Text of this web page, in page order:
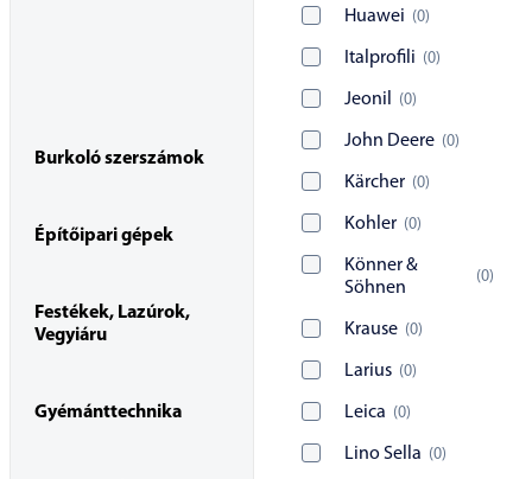
Huawei (0)
Italprofili (0)
Jeonil (0)
John Deere (0)
Kärcher (0)
Kohler (0)
Könner &
Söhnen
(0)
Krause (0)
Larius (0)
Leica (0)
Lino Sella (0)
Burkoló szerszámok
Építőipari gépek
Festékek, Lazúrok,
Vegyiáru
Gyémánttechnika